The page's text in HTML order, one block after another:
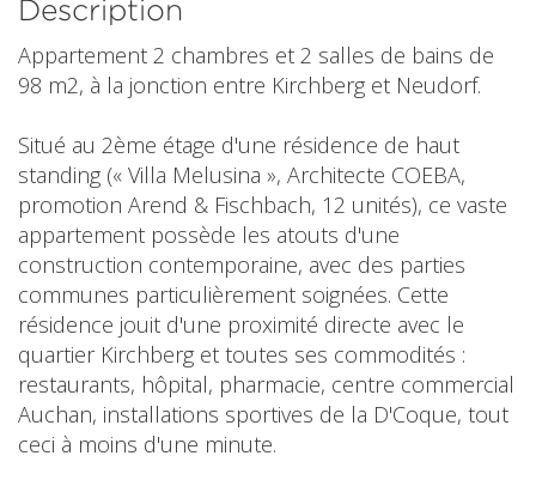
Description
Appartement 2 chambres et 2 salles de bains de
98 m2, à la jonction entre Kirchberg et Neudorf.
Situé au 2ème étage d'une résidence de haut
standing (« Villa Melusina », Architecte COEBA,
promotion Arend & Fischbach, 12 unités), ce vaste
appartement possède les atouts d'une
construction contemporaine, avec des parties
communes particulièrement soignées. Cette
résidence jouit d'une proximité directe avec le
quartier Kirchberg et toutes ses commodités :
restaurants, hôpital, pharmacie, centre commercial
Auchan, installations sportives de la D'Coque, tout
ceci à moins d'une minute.